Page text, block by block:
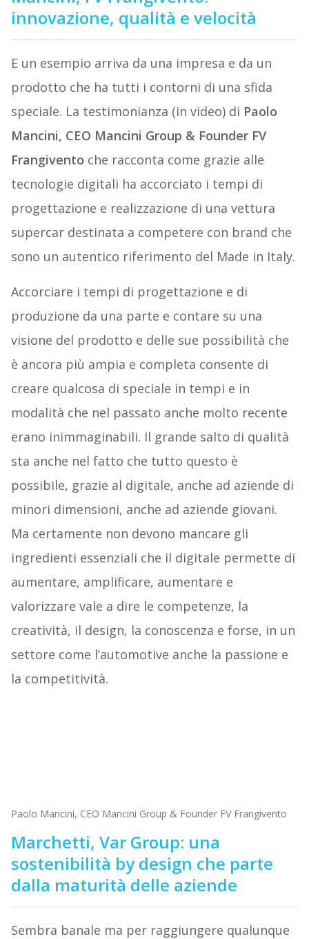
innovazione, qualità e velocità
E un esempio arriva da una impresa e da un
prodotto che ha tutti i contorni di una sfida
speciale. La testimonianza (in video) di Paolo
Mancini, CEO Mancini Group & Founder FV
Frangivento che racconta come grazie alle
tecnologie digitali ha accorciato i tempi di
progettazione e realizzazione di una vettura
supercar destinata a competere con brand che
sono un autentico riferimento del Made in Italy.
Accorciare i tempi di progettazione e di
produzione da una parte e contare su una
visione del prodotto e delle sue possibilità che
è ancora più ampia e completa consente di
creare qualcosa di speciale in tempi e in
modalità che nel passato anche molto recente
erano inimmaginabili. Il grande salto di qualità
sta anche nel fatto che tutto questo è
possibile, grazie al digitale, anche ad aziende di
minori dimensioni, anche ad aziende giovani.
Ma certamente non devono mancare gli
ingredienti essenziali che il digitale permette di
aumentare, amplificare, aumentare e
valorizzare vale a dire le competenze, la
creatività, il design, la conoscenza e forse, in un
settore come l’automotive anche la passione e
la competitività.
Paolo Mancini, CEO Mancini Group & Founder FV Frangivento
Marchetti, Var Group: una
sostenibilità by design che parte
dalla maturità delle aziende
Sembra banale ma per raggiungere qualunque